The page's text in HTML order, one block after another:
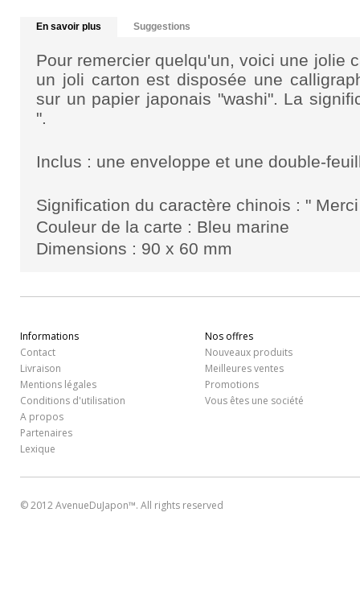
En savoir plus Suggestions
Pour remercier quelqu'un, voici une jolie
un joli carton est disposée une
sur un papier japonais "washi". La
".
Inclus : une enveloppe et une double-
Signification du caractère chinois : "
Couleur de la carte : Bleu marine
Dimensions : 90 x 60 mm
Informations
Contact
Livraison
Mentions légales
Conditions d'utilisation
A propos
Partenaires
Lexique
Nos offres
Nouveaux produits
Meilleures ventes
Promotions
Vous êtes une société
© 2012 AvenueDuJapon™. All rights reserved